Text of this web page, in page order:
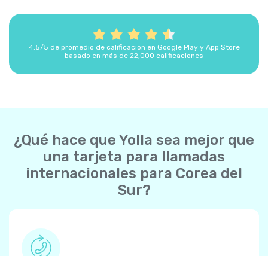
4.5/5 de promedio de calificación en Google Play y App Store
basado en más de 22,000 calificaciones
¿Qué hace que Yolla sea mejor que
una tarjeta para llamadas
internacionales para Corea del
Sur?